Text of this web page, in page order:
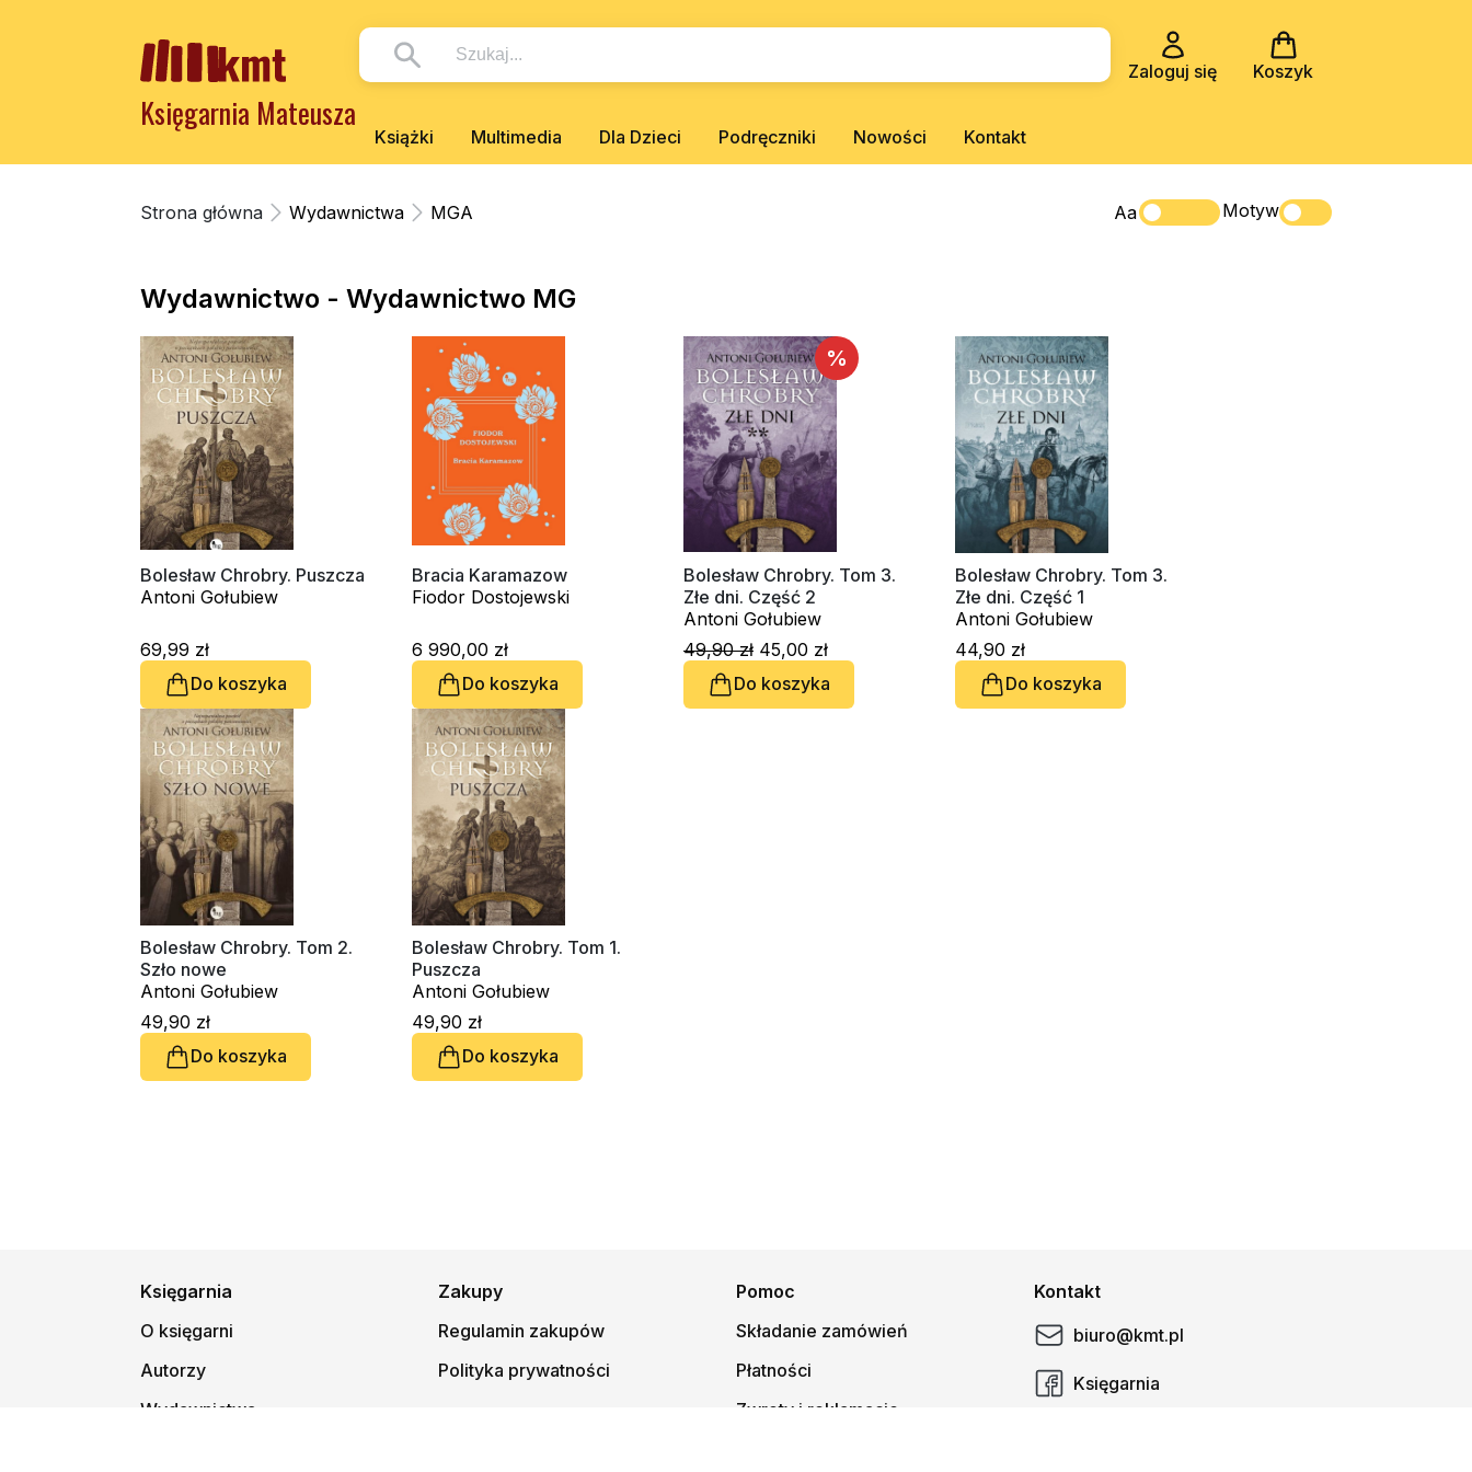
Zaloguj się Koszyk
Księgarnia Mateusza
Książki Multimedia Dla Dzieci Podręczniki Nowości Kontakt
Strona główna Wydawnictwa MGA Aa Motyw
Wydawnictwo - Wydawnictwo MG
Bolesław Chrobry. Puszcza
Antoni Gołubiew
69,99 zł
Do koszyka
Bracia Karamazow
Fiodor Dostojewski
6 990,00 zł
Do koszyka
%
Bolesław Chrobry. Tom 3.
Złe dni. Część 2
Antoni Gołubiew
49,90 zł 45,00 zł
Do koszyka
Bolesław Chrobry. Tom 3.
Złe dni. Część 1
Antoni Gołubiew
44,90 zł
Do koszyka
Bolesław Chrobry. Tom 2.
Szło nowe
Antoni Gołubiew
49,90 zł
Do koszyka
Bolesław Chrobry. Tom 1.
Puszcza
Antoni Gołubiew
49,90 zł
Do koszyka
Księgarnia
O księgarni
Autorzy
Wydawnictwa
Zakupy
Regulamin zakupów
Polityka prywatności
Pomoc
Składanie zamówień
Płatności
Zwroty i reklamacje
Kontakt
biuro@kmt.pl
Księgarnia